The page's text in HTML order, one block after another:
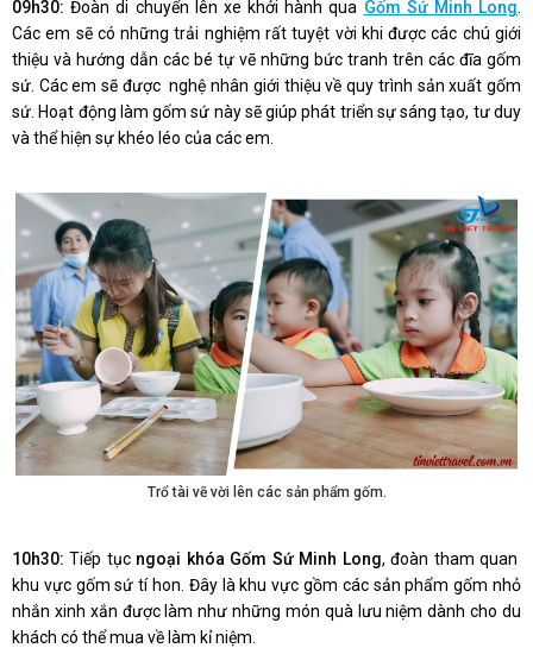
09h30: Đoàn di chuyển lên xe khởi hành qua Gốm Sứ Minh Long.
Các em sẽ có những trải nghiệm rất tuyệt vời khi được các chú giới
thiệu và hướng dẫn các bé tự vẽ những bức tranh trên các đĩa gốm
sứ. Các em sẽ được nghệ nhân giới thiệu về quy trình sản xuất gốm
sứ. Hoạt động làm gốm sứ này sẽ giúp phát triển sự sáng tạo, tư duy
và thể hiện sự khéo léo của các em.
Trổ tài vẽ vời lên các sản phẩm gốm.
10h30: Tiếp tục ngoại khóa Gốm Sứ Minh Long, đoàn tham quan
khu vực gốm sứ tí hon. Đây là khu vực gồm các sản phẩm gốm nhỏ
nhắn xinh xắn được làm như những món quà lưu niệm dành cho du
khách có thể mua về làm kỉ niệm.